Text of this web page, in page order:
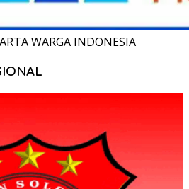
WARGA INDONESIA